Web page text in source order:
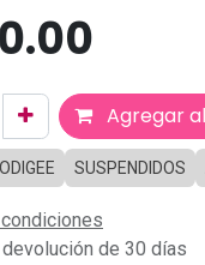
Agregar
SUSPENDIDOS
devolución de 30 días